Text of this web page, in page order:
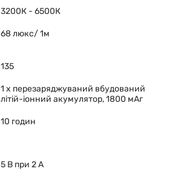
3200К - 6500К
68 люкс/ 1м
135
1 x перезаряджуваний вбудований
літій-іонний акумулятор, 1800 мАг
10 годин
5 В при 2 А